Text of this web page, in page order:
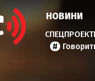
НОВИНИ